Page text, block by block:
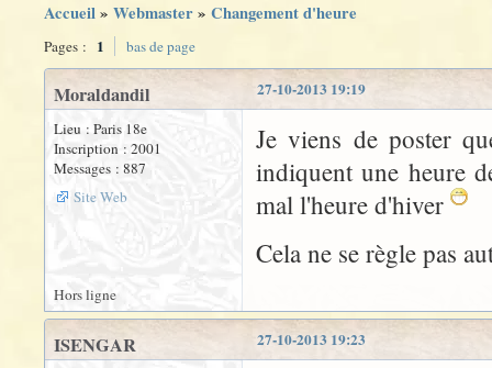
Accueil» Webmaster» Changement d'heure
Pages : 1 bas de page
27-10-2013 19:19
Moraldandil
Lieu : Paris 18e
Inscription : 2001
Messages : 887
Site Web
Je viens de poster
indiquent une heure
mal l'heure d'hiver
Cela ne se règle pas
Hors ligne
27-10-2013 19:23
ISENGAR